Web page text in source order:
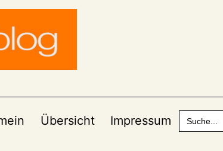
Übersicht Impressum
Search
for: